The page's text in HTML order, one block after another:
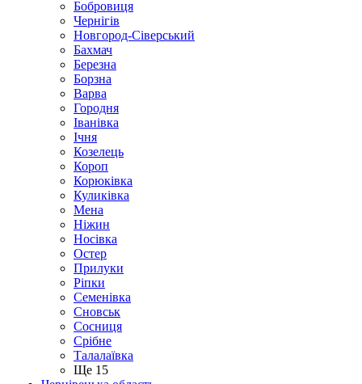
Бобровиця
Чернігів
Новгород-Сіверський
Бахмач
Березна
Борзна
Варва
Городня
Іванівка
Ічня
Козелець
Короп
Корюківка
Куликівка
Мена
Ніжин
Носівка
Остер
Прилуки
Ріпки
Семенівка
Сновськ
Сосниця
Срібне
Талалаївка
Ще 15